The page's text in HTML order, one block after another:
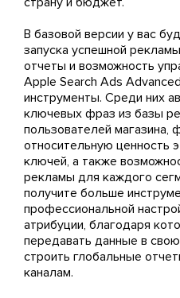
В базовой версии у вас
запуска успешной
отчеты и возможность
Apple Search Ads
инструменты. Среди них
ключевых фраз из базы
пользователей
относительную ценность
ключей, а также
рекламы для каждого
получите больше
профессиональной
атрибуции, благодаря
передавать данные в
строить глобальные
каналам.